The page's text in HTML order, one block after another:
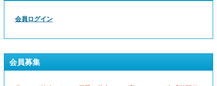
会員ログイン
会員募集